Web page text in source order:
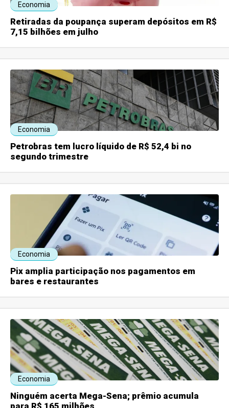
Economia
Retiradas da poupança superam depósitos em R$
7,15 bilhões em julho
Economia
Petrobras tem lucro líquido de R$ 52,4 bi no
segundo trimestre
Economia
Pix amplia participação nos pagamentos em
bares e restaurantes
Economia
Ninguém acerta Mega-Sena; prêmio acumula